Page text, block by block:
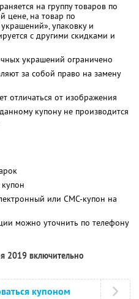
на группу товаров по
цене, на товар по
упаковку и
с другими скидками и
украшений ограничено
за собой право на замену
отличаться от изображения
купону не производится
или СМС-купон на
можно уточнить по телефону
2019 включительно
купоном